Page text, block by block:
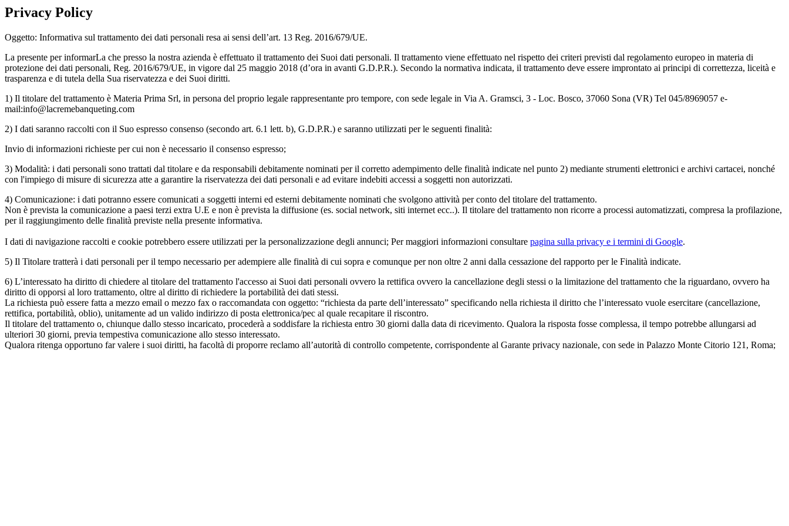
Privacy Policy
Oggetto: Informativa sul trattamento dei dati personali resa ai sensi dell’art. 13 Reg. 2016/679/UE.
La presente per informarLa che presso la nostra azienda è effettuato il trattamento dei Suoi dati personali. Il trattamento viene effettuato nel rispetto dei criteri previsti dal regolamento europeo in materia di
protezione dei dati personali, Reg. 2016/679/UE, in vigore dal 25 maggio 2018 (d’ora in avanti G.D.P.R.). Secondo la normativa indicata, il trattamento deve essere improntato ai principi di correttezza, liceità e
trasparenza e di tutela della Sua riservatezza e dei Suoi diritti.
1) Il titolare del trattamento è Materia Prima Srl, in persona del proprio legale rappresentante pro tempore, con sede legale in Via A. Gramsci, 3 - Loc. Bosco, 37060 Sona (VR) Tel 045/8969057 e-
mail:info@lacremebanqueting.com
2) I dati saranno raccolti con il Suo espresso consenso (secondo art. 6.1 lett. b), G.D.P.R.) e saranno utilizzati per le seguenti finalità:
Invio di informazioni richieste per cui non è necessario il consenso espresso;
3) Modalità: i dati personali sono trattati dal titolare e da responsabili debitamente nominati per il corretto adempimento delle finalità indicate nel punto 2) mediante strumenti elettronici e archivi cartacei, nonché
con l'impiego di misure di sicurezza atte a garantire la riservatezza dei dati personali e ad evitare indebiti accessi a soggetti non autorizzati.
4) Comunicazione: i dati potranno essere comunicati a soggetti interni ed esterni debitamente nominati che svolgono attività per conto del titolare del trattamento.
Non è prevista la comunicazione a paesi terzi extra U.E e non è prevista la diffusione (es. social network, siti internet ecc..). Il titolare del trattamento non ricorre a processi automatizzati, compresa la profilazione,
per il raggiungimento delle finalità previste nella presente informativa.
I dati di navigazione raccolti e cookie potrebbero essere utilizzati per la personalizzazione degli annunci; Per maggiori informazioni consultare pagina sulla privacy e i termini di Google.
5) Il Titolare tratterà i dati personali per il tempo necessario per adempiere alle finalità di cui sopra e comunque per non oltre 2 anni dalla cessazione del rapporto per le Finalità indicate.
6) L’interessato ha diritto di chiedere al titolare del trattamento l'accesso ai Suoi dati personali ovvero la rettifica ovvero la cancellazione degli stessi o la limitazione del trattamento che la riguardano, ovvero ha
diritto di opporsi al loro trattamento, oltre al diritto di richiedere la portabilità dei dati stessi.
La richiesta può essere fatta a mezzo email o mezzo fax o raccomandata con oggetto: “richiesta da parte dell’interessato” specificando nella richiesta il diritto che l’interessato vuole esercitare (cancellazione,
rettifica, portabilità, oblio), unitamente ad un valido indirizzo di posta elettronica/pec al quale recapitare il riscontro.
Il titolare del trattamento o, chiunque dallo stesso incaricato, procederà a soddisfare la richiesta entro 30 giorni dalla data di ricevimento. Qualora la risposta fosse complessa, il tempo potrebbe allungarsi ad
ulteriori 30 giorni, previa tempestiva comunicazione allo stesso interessato.
Qualora ritenga opportuno far valere i suoi diritti, ha facoltà di proporre reclamo all’autorità di controllo competente, corrispondente al Garante privacy nazionale, con sede in Palazzo Monte Citorio 121, Roma;